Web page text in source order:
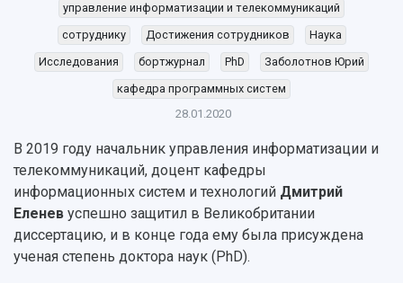
Руководство
Наблюдательный совет
Попечительский совет
Ученый совет
Кадровый резерв
Персоналии
Сотрудники и преподаватели
Заслуженные деятели
События
СМИ об университете
Пресс-центр
Газета "Самарский университет"
Мы в соцсетях
Мультимедиа
Подкасты
Магистратура
Аспирантура
Формы обучения
Учебные планы
Институты и факультеты
Образовательные программы
Профессорско-преподавательский состав
Расписание занятий
Подготовка научных кадров
Конкурс на замещение должностей научных
работников
Научно-технический совет
Научные проекты и темы
Аспирантура и докторантура
Справочные материалы
Научная инфраструктура
Научно-исследовательские подразделения
управление информатизации и телекоммуникаций
сотруднику
Достижения сотрудников
Наука
Исследования
бортжурнал PhD
Заболотнов Юрий
кафедра программных систем
28.01.2020
В 2019 году начальник управления информатизации и
телекоммуникаций, доцент кафедры
информационных систем и технологий Дмитрий
Еленев успешно защитил в Великобритании
диссертацию, и в конце года ему была присуждена
ученая степень доктора наук (PhD).